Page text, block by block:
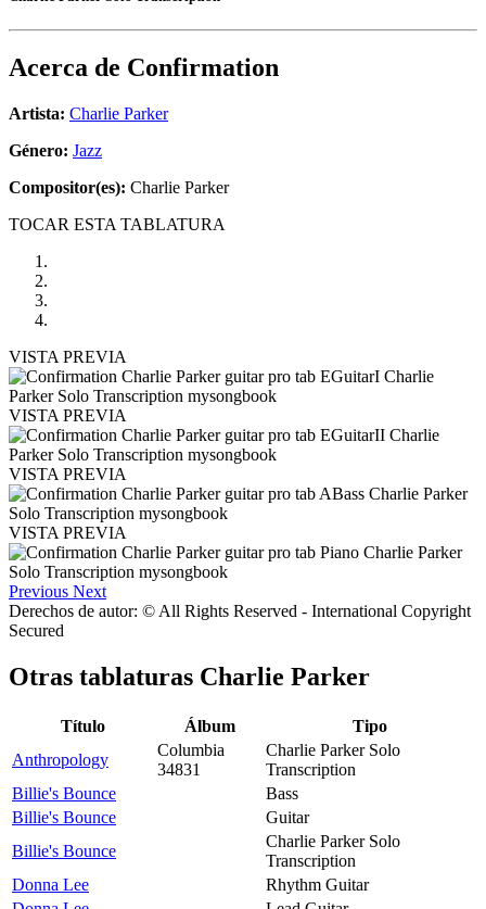
Acerca de Confirmation
Artista: Charlie Parker
Género: Jazz
Compositor(es): Charlie Parker
TOCAR ESTA TABLATURA
VISTA PREVIA
VISTA PREVIA
VISTA PREVIA
VISTA PREVIA
Previous Next
Derechos de autor: © All Rights Reserved - International Copyright
Secured
Otras tablaturas Charlie Parker
Título Álbum
Tipo
Anthropology
Columbia
34831
Charlie Parker Solo
Transcription
Billie's Bounce
Bass
Billie's Bounce
Guitar
Billie's Bounce
Charlie Parker Solo
Transcription
Donna Lee
Rhythm Guitar